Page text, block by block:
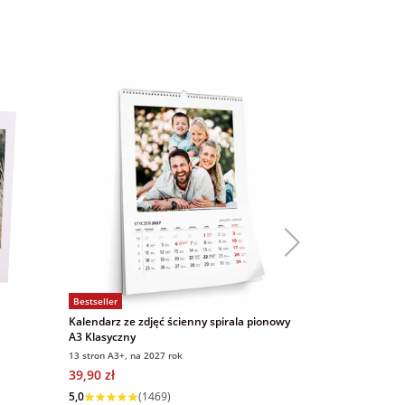
Bestseller
Kalendarz ze zdjęć ścienny spirala pionowy
A3 Klasyczny
13 stron A3+, na 2027 rok
39,90 zł
Wysyłka w 1 dzień